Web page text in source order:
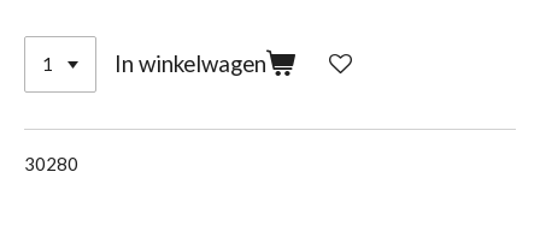
In winkelwagen
30280